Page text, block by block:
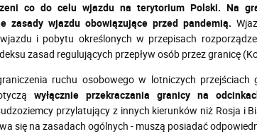
co do celu wjazdu na terytorium Polski. Na
zasady wjazdu obowiązujące przed pandemią.
i pobytu określonych w przepisach
zasad regulujących przepływ osób przez granicę
ruchu osobowego w lotniczych
wyłącznie przekraczania granicy na
przylatujący z innych kierunków niż Rosja i
się na zasadach ogólnych - muszą posiadać